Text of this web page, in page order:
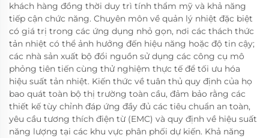
khách hàng đồng thời duy trì tính thẩm mỹ và khả năng
tiếp cận chức năng. Chuyên môn về quản lý nhiệt đặc biệt
có giá trị trong các ứng dụng nhỏ gọn, nơi các thách thức
tản nhiệt có thể ảnh hưởng đến hiệu năng hoặc độ tin cậy;
các nhà sản xuất bộ đổi nguồn sử dụng các công cụ mô
phỏng tiên tiến cùng thử nghiệm thực tế để tối ưu hóa
hiệu suất tản nhiệt. Kiến thức về tuân thủ quy định của họ
bao quát toàn bộ thị trường toàn cầu, đảm bảo rằng các
thiết kế tùy chỉnh đáp ứng đầy đủ các tiêu chuẩn an toàn,
yêu cầu tương thích điện từ (EMC) và quy định về hiệu suất
năng lượng tại các khu vực phân phối dự kiến. Khả năng